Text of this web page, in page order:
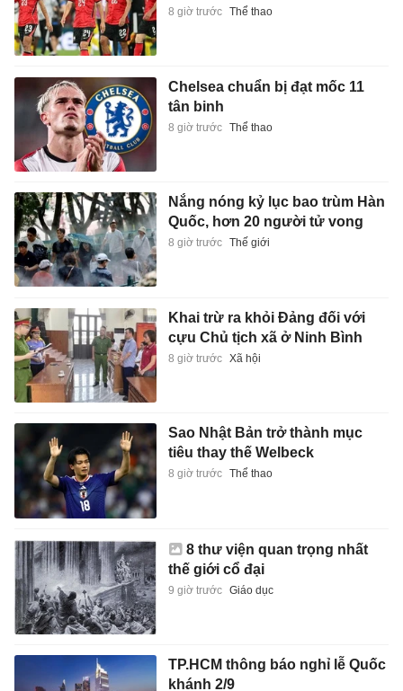
8 giờ trước Thể thao
Chelsea chuẩn bị đạt mốc 11
tân binh
8 giờ trước Thể thao
Nắng nóng kỷ lục bao trùm Hàn
Quốc, hơn 20 người tử vong
8 giờ trước Thế giới
Khai trừ ra khỏi Đảng đối với
cựu Chủ tịch xã ở Ninh Bình
8 giờ trước Xã hội
Sao Nhật Bản trở thành mục
tiêu thay thế Welbeck
8 giờ trước Thể thao
8 thư viện quan trọng nhất
thế giới cổ đại
9 giờ trước Giáo dục
TP.HCM thông báo nghỉ lễ Quốc
khánh 2/9